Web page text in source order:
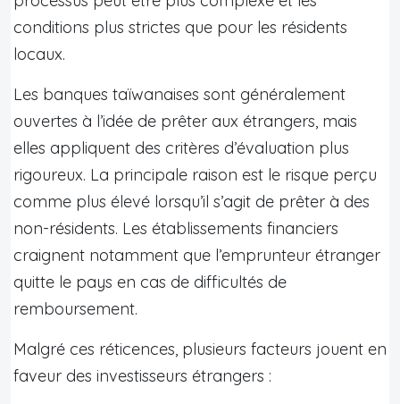
conditions plus strictes que pour les résidents
locaux.
Les banques taïwanaises sont généralement
ouvertes à l’idée de prêter aux étrangers, mais
elles appliquent des critères d’évaluation plus
rigoureux. La principale raison est le risque perçu
comme plus élevé lorsqu’il s’agit de prêter à des
non-résidents. Les établissements financiers
craignent notamment que l’emprunteur étranger
quitte le pays en cas de difficultés de
remboursement.
Malgré ces réticences, plusieurs facteurs jouent en
faveur des investisseurs étrangers :